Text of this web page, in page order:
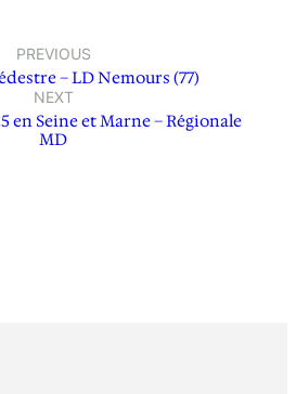
PREVIOUS
– LD Nemours (77)
NEXT
en Seine et Marne – Régionale
MD